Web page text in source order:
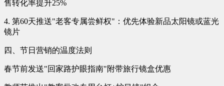
售转化率提升25%
4. 第60天推送"老客专属尝鲜权"：优先体验新品太阳镜或蓝光
镜片
四、节日营销的温度法则
春节前发送"回家路护眼指南"附带旅行镜盒优惠